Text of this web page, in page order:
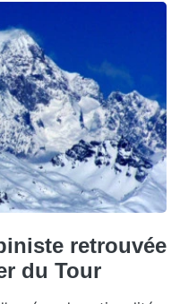
retrouvée
du Tour